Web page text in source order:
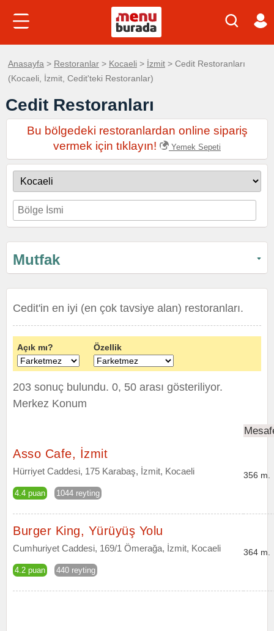
Anasayfa > Restoranlar > Kocaeli > İzmit > Cedit Restoranları
(Kocaeli, İzmit, Cedit'teki Restoranlar)
Cedit Restoranları
Bu bölgedeki restoranlardan online sipariş
vermek için tıklayın!
Yemek Sepeti
Mutfak
Cedit'in en iyi (en çok tavsiye alan) restoranları.
Açık mı? Özellik
203 sonuç bulundu. 0, 50 arası gösteriliyor.
Merkez Konum
Asso Cafe, İzmit
Hürriyet Caddesi, 175 Karabaş, İzmit, Kocaeli
4.4 puan 1044 reyting
356 m.
Burger King, Yürüyüş Yolu
Cumhuriyet Caddesi, 169/1 Ömerağa, İzmit, Kocaeli
4.2 puan 440 reyting
364 m.